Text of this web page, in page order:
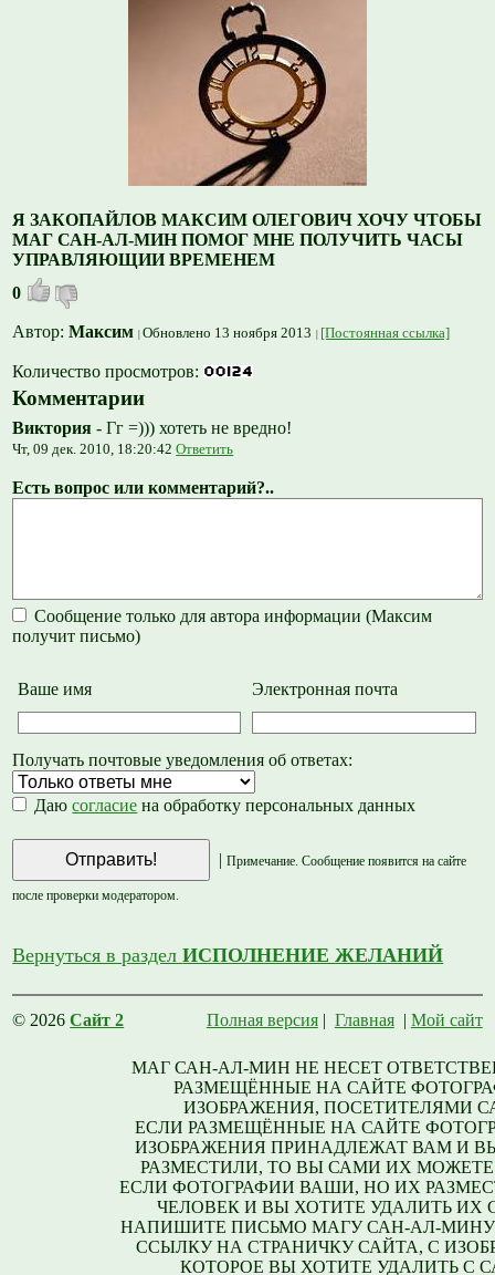
Я ЗАКОПАЙЛОВ МАКСИМ ОЛЕГОВИЧ ХОЧУ ЧТОБЫ
МАГ САН-АЛ-МИН ПОМОГ МНЕ ПОЛУЧИТЬ ЧАСЫ
УПРАВЛЯЮЩИИ ВРЕМЕНЕМ
0
Автор:Максим Обновлено 13 ноября 2013 [Постоянная ссылка]
Количество просмотров:
Комментарии
Виктория-Гг =))) хотеть не вредно!
Чт, 09 дек. 2010, 18:20:42Ответить
Есть вопрос или комментарий?..
Сообщение только для автора информации (Максим
получит письмо)
Ваше имя Электронная почта
Получать почтовые уведомления об ответах:
Даюсогласие на обработку персональных данных
| Примечание. Сообщение появится на сайте
после проверки модератором.
Вернуться в разделИСПОЛНЕНИЕ ЖЕЛАНИЙ
© 2026Сайт 2 Полная версия| Главная| Мой сайт
МАГ САН-АЛ-МИН НЕ НЕСЕТ
РАЗМЕЩЁННЫЕ НА САЙТЕ
ИЗОБРАЖЕНИЯ, ПОСЕТИТЕЛЯМИ
ЕСЛИ РАЗМЕЩЁННЫЕ НА САЙТЕ
ИЗОБРАЖЕНИЯ ПРИНАДЛЕЖАТ ВАМ И
РАЗМЕСТИЛИ, ТО ВЫ САМИ ИХ МОЖЕТЕ
ЕСЛИ ФОТОГРАФИИ ВАШИ, НО ИХ
ЧЕЛОВЕК И ВЫ ХОТИТЕ УДАЛИТЬ ИХ
НАПИШИТЕ ПИСЬМО МАГУ САН-АЛ-
ССЫЛКУ НА СТРАНИЧКУ САЙТА, С
КОТОРОЕ ВЫ ХОТИТЕ УДАЛИТЬ С